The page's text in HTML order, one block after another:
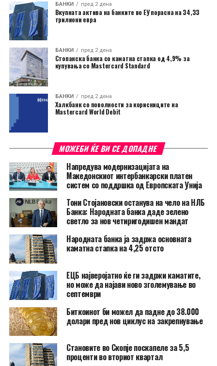
БАНКИ пред 2 дена
Вкупната актива на банките во ЕУ порасна на 34,33
трилиони евра
БАНКИ пред 2 дена
Стопанска банка со каматна стапка од 4,9% за
купувања со Mastercard Standard
БАНКИ пред 2 дена
Халкбанк со поволности за корисниците на
Mastercard World Debit
МОЖЕБИ ЌЕ ВИ СЕ ДОПАДНЕ
Напредува модернизацијата на
Македонскиот интербанкарски платен
систем со поддршка од Европската Унија
Тони Стојановски останува на чело на НЛБ
Банка: Народната банка даде зелено
светло за нов четиригодишен мандат
Народната банка ја задржа основната
каматна стапка на 4,25 отсто
ЕЦБ најверојатно ќе ги задржи каматите,
но може да најави ново зголемување во
септември
Биткоинот би можел да падне до 38.000
долари пред нов циклус на закрепнување
Становите во Скопје поскапеле за 5,5
проценти во вториот квартал